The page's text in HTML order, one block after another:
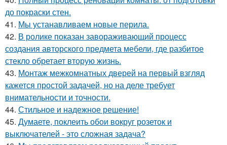
до покраски стен.
41. Мы устанавливаем новые перила.
42. В ролике показан завораживающий процесс
создания авторского предмета мебели, где разбитое
стекло обретает вторую жизнь.
43. Монтаж межкомнатных дверей на первый взгляд
кажется простой задачей, но на деле требует
внимательности и точности.
44. Стильное и надежное решение!
45. Думаете, поклеить обои вокруг розеток и
выключателей - это сложная задача?